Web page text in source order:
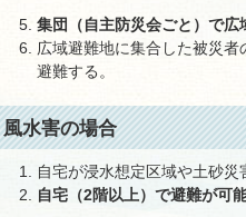
集団（自主防災会ごと）で
広域避難地に集合した被災者
避難する。
風水害の場合
自宅が浸水想定区域や土砂災
自宅（2階以上）で避難が可